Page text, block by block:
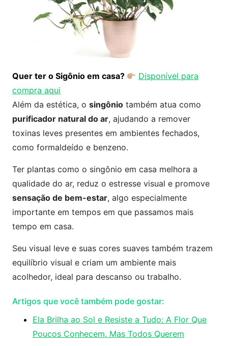
Quer ter o Sigônio em casa?
Disponível para
compra aqui
Além da estética, o singônio também atua como
purificador natural do ar, ajudando a remover
toxinas leves presentes em ambientes fechados,
como formaldeído e benzeno.
Ter plantas como o singônio em casa melhora a
qualidade do ar, reduz o estresse visual e promove
sensação de bem-estar, algo especialmente
importante em tempos em que passamos mais
tempo em casa.
Seu visual leve e suas cores suaves também trazem
equilíbrio visual e criam um ambiente mais
acolhedor, ideal para descanso ou trabalho.
Artigos que você também pode gostar:
Ela Brilha ao Sol e Resiste a Tudo: A Flor Que
Poucos Conhecem, Mas Todos Querem